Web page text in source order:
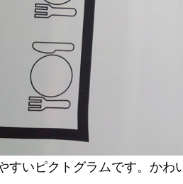
いピクトグラムです。かわ